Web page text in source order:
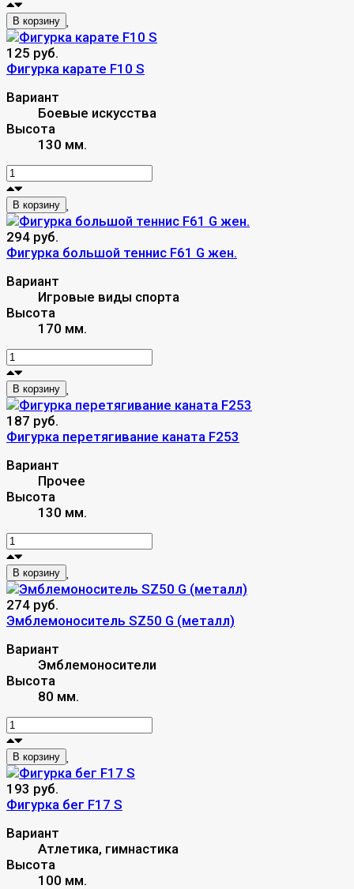
В корзину
125 руб.
Фигурка карате F10 S
Вариант
Боевые искусства
Высота
130 мм.
В корзину
294 руб.
Фигурка большой теннис F61 G жен.
Вариант
Игровые виды спорта
Высота
170 мм.
В корзину
187 руб.
Фигурка перетягивание каната F253
Вариант
Прочее
Высота
130 мм.
В корзину
274 руб.
Эмблемоноситель SZ50 G (металл)
Вариант
Эмблемоносители
Высота
80 мм.
В корзину
193 руб.
Фигурка бег F17 S
Вариант
Атлетика, гимнастика
Высота
100 мм.